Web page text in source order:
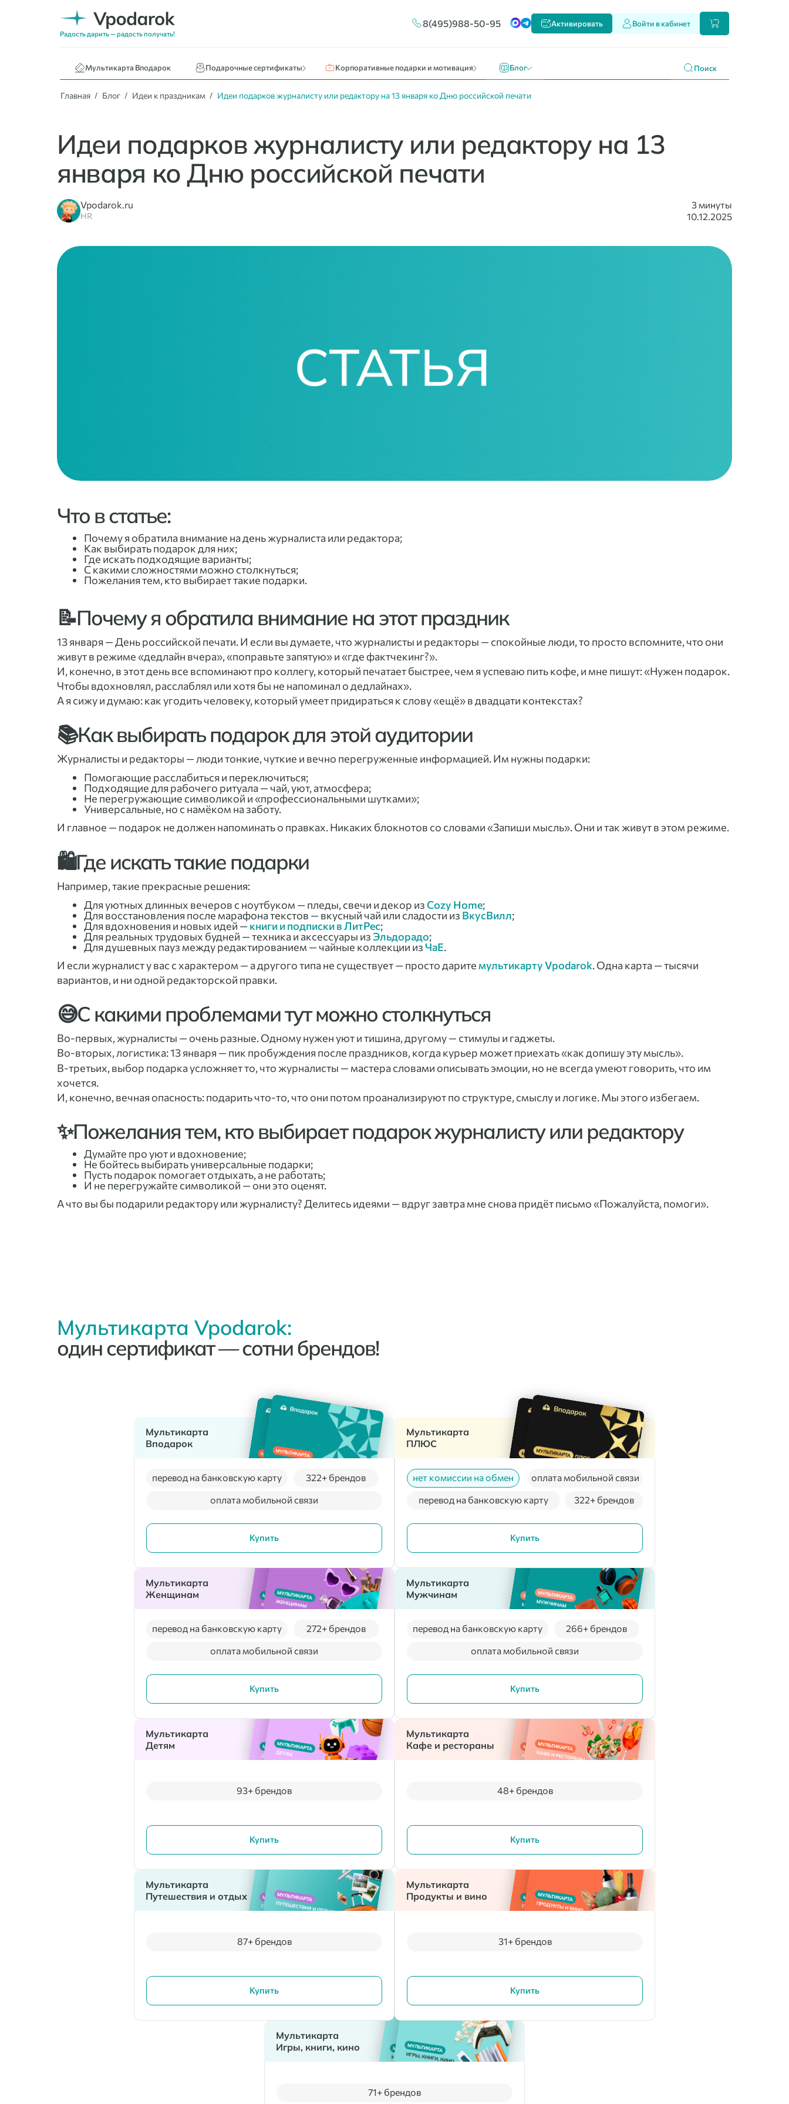
Радость дарить — радость получать!
8(495)988-50-95 Активировать Войти в кабинет
Мультикарта Вподарок Подарочные сертификаты
Кино, театр, развлечения
Книги
Корпоративные подарки и мотивация
Массовые выплаты
Блог
О нас и наших продуктах
Идеи к праздникам
Поиск
Главная Блог Идеи к праздникам Идеи подарков журналисту или редактору на 13 января ко Дню российской печати
Идеи подарков журналисту или редактору на 13
января ко Дню российской печати
Vpodarok.ru
HR
3 минуты
10.12.2025
Что в статье:
Почему я обратила внимание на день журналиста или редактора;
Как выбирать подарок для них;
Где искать подходящие варианты;
С какими сложностями можно столкнуться;
Пожелания тем, кто выбирает такие подарки.
📝Почему я обратила внимание на этот праздник
13 января — День российской печати. И если вы думаете, что журналисты и редакторы — спокойные люди, то просто вспомните, что они
живут в режиме «дедлайн вчера», «поправьте запятую» и «где фактчекинг?».
И, конечно, в этот день все вспоминают про коллегу, который печатает быстрее, чем я успеваю пить кофе, и мне пишут: «Нужен подарок.
Чтобы вдохновлял, расслаблял или хотя бы не напоминал о дедлайнах».
А я сижу и думаю: как угодить человеку, который умеет придираться к слову «ещё» в двадцати контекстах?
📚Как выбирать подарок для этой аудитории
Журналисты и редакторы — люди тонкие, чуткие и вечно перегруженные информацией. Им нужны подарки:
Помогающие расслабиться и переключиться;
Подходящие для рабочего ритуала — чай, уют, атмосфера;
Не перегружающие символикой и «профессиональными шутками»;
Универсальные, но с намёком на заботу.
И главное — подарок не должен напоминать о правках. Никаких блокнотов со словами «Запиши мысль». Они и так живут в этом режиме.
🛍️Где искать такие подарки
Например, такие прекрасные решения:
Для уютных длинных вечеров с ноутбуком — пледы, свечи и декор изCozy Home;
Для восстановления после марафона текстов — вкусный чай или сладости из ВкусВилл;
Для вдохновения и новых идей — книги и подписки в ЛитРес;
Для реальных трудовых будней — техника и аксессуары из Эльдорадо;
Для душевных пауз между редактированием — чайные коллекции изЧаЕ.
И если журналист у вас с характером — а другого типа не существует — просто даритемультикарту Vpodarok. Одна карта — тысячи
вариантов, и ни одной редакторской правки.
😅С какими проблемами тут можно столкнуться
Во-первых, журналисты — очень разные. Одному нужен уют и тишина, другому — стимулы и гаджеты.
Во-вторых, логистика: 13 января — пик пробуждения после праздников, когда курьер может приехать «как допишу эту мысль».
В-третьих, выбор подарка усложняет то, что журналисты — мастера словами описывать эмоции, но не всегда умеют говорить, что им
хочется.
И, конечно, вечная опасность: подарить что-то, что они потом проанализируют по структуре, смыслу и логике. Мы этого избегаем.
✨Пожелания тем, кто выбирает подарок журналисту или редактору
Думайте про уют и вдохновение;
Не бойтесь выбирать универсальные подарки;
Пусть подарок помогает отдыхать, а не работать;
И не перегружайте символикой — они это оценят.
А что вы бы подарили редактору или журналисту? Делитесь идеями — вдруг завтра мне снова придёт письмо «Пожалуйста, помоги».
Мультикарта Vpodarok:
один сертификат — сотни брендов!
Мультикарта
Вподарок
оплата мобильной связи
перевод на банковскую карту 322+ брендов
Купить
Мультикарта
ПЛЮС
нет комиссии на обмен
оплата мобильной связи
перевод на банковскую карту
322+ брендов
Купить
Мультикарта
Женщинам
оплата мобильной связи
перевод на банковскую карту 272+ брендов
Купить
Мультикарта
Мужчинам
оплата мобильной связи
перевод на банковскую карту 266+ брендов
Купить
Мультикарта
Детям
93+ брендов
Купить
Мультикарта
Кафе и рестораны
48+ брендов
Купить
Мультикарта
Путешествия и отдых
87+ брендов
Купить
Мультикарта
Продукты и вино
31+ брендов
Купить
Мультикарта
Игры, книги, кино
71+ брендов